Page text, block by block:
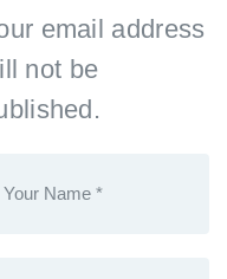
email address
not be